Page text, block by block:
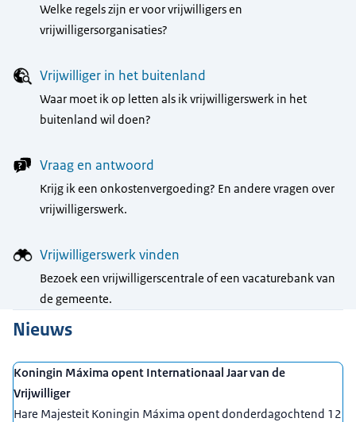
Welke regels zijn er voor vrijwilligers en
vrijwilligersorganisaties?
Vrijwilliger in het buitenland
Waar moet ik op letten als ik vrijwilligerswerk in het
buitenland wil doen?
Vraag en antwoord
Krijg ik een onkostenvergoeding? En andere vragen over
vrijwilligerswerk.
Vrijwilligerswerk vinden
Bezoek een vrijwilligerscentrale of een vacaturebank van
de gemeente.
Nieuws
Koningin Máxima opent Internationaal Jaar van de
Vrijwilliger
Hare Majesteit Koningin Máxima opent donderdagochtend 12